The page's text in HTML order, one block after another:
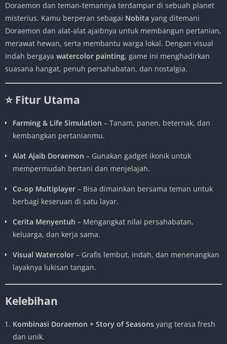
Doraemon dan teman-temannya terdampar di sebuah planet
misterius. Kamu berperan sebagai Nobita yang ditemani
Doraemon dan alat-alat ajaibnya untuk membangun pertanian,
merawat hewan, serta membantu warga lokal. Dengan visual
indah bergaya watercolor painting, game ini menghadirkan
suasana hangat, penuh persahabatan, dan nostalgia.
⭐ Fitur Utama
Farming & Life Simulation – Tanam, panen, beternak, dan
kembangkan pertanianmu.
Alat Ajaib Doraemon – Gunakan gadget ikonik untuk
mempermudah bertani dan menjelajah.
Co-op Multiplayer – Bisa dimainkan bersama teman untuk
berbagi keseruan di satu layar.
Cerita Menyentuh – Mengangkat nilai persahabatan,
keluarga, dan kerja sama.
Visual Watercolor – Grafis lembut, indah, dan menenangkan
layaknya lukisan tangan.
Kelebihan
Kombinasi Doraemon + Story of Seasons yang terasa fresh
dan unik.